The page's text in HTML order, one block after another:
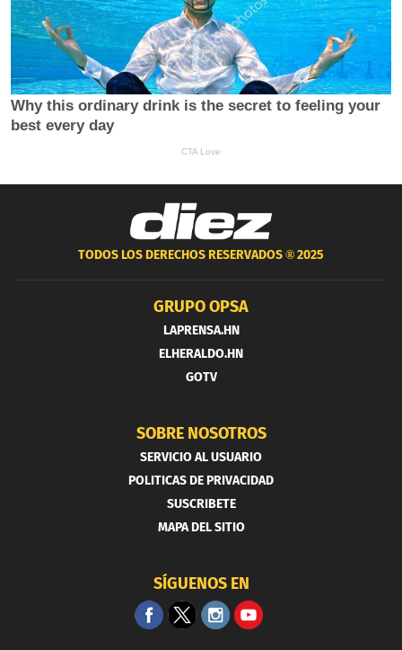
TODOS LOS DERECHOS RESERVADOS ®2025
GRUPO OPSA
LAPRENSA.HN
ELHERALDO.HN
GOTV
SOBRE NOSOTROS
SERVICIO AL USUARIO
POLITICAS DE PRIVACIDAD
SUSCRIBETE
MAPA DEL SITIO
SÍGUENOS EN